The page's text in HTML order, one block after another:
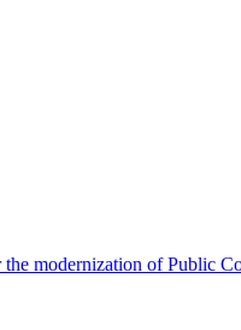
modernization of Public